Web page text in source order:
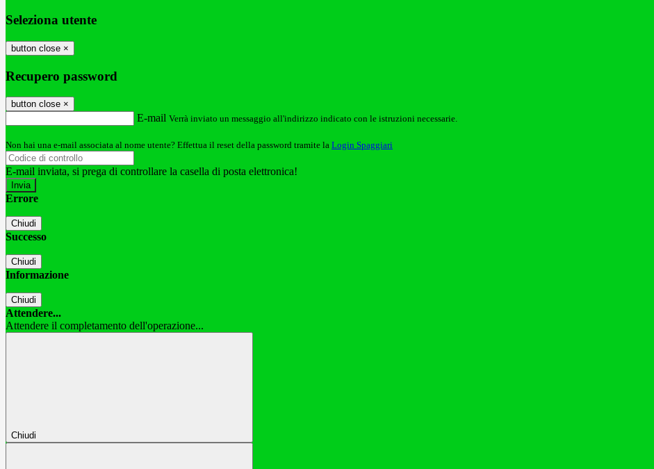
Seleziona utente
button close ×
Recupero password
button close ×
E-mail Verrà inviato un messaggio all'indirizzo indicato con le istruzioni necessarie.
Non hai una e-mail associata al nome utente? Effettua il reset della password tramite la Login Spaggiari
E-mail inviata, si prega di controllare la casella di posta elettronica!
Errore
Chiudi
Successo
Chiudi
Informazione
Chiudi
Attendere...
Attendere il completamento dell'operazione...
Chiudi